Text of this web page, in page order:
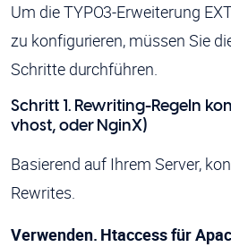
Um die TYPO3-Erweiterung
zu konfigurieren, müssen Sie
Schritte durchführen.
Schritt 1. Rewriting-Regeln
vhost, oder NginX)
Basierend auf Ihrem Server,
Rewrites.
Verwenden. Htaccess für